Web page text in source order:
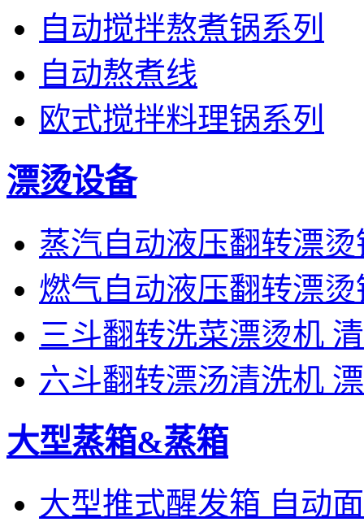
自动搅拌熬煮锅系列
自动熬煮线
欧式搅拌料理锅系列
漂烫设备
蒸汽自动液压翻转漂烫
燃气自动液压翻转漂烫
三斗翻转洗菜漂烫机
六斗翻转漂汤清洗机
大型蒸箱&蒸箱
大型推式醒发箱 自动